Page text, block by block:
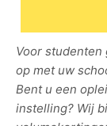
Voor studenten
op met uw
Bent u een
instelling? Wij